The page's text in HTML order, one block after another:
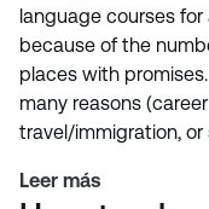
language courses
because of the
places with
many reasons
travel/immigration, or
Leer más